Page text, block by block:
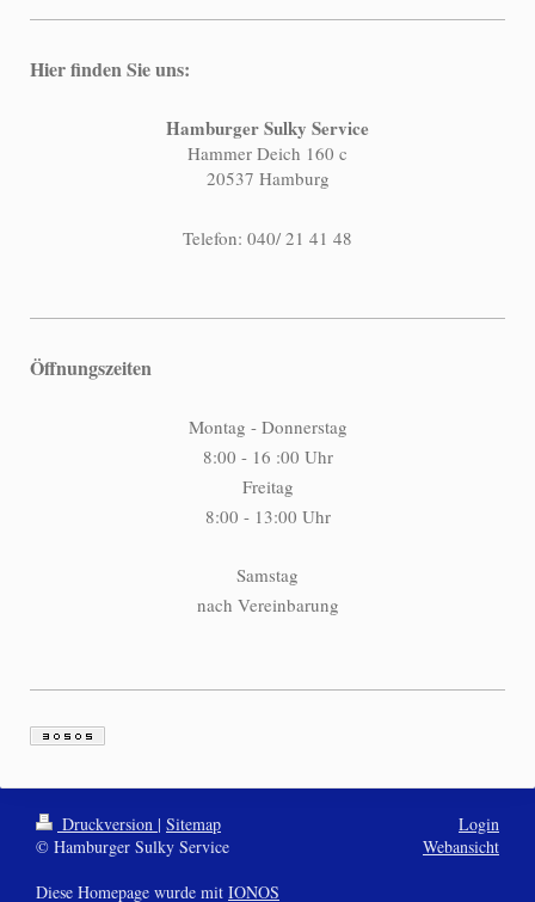
Hier finden Sie uns:
Hamburger Sulky Service
Hammer Deich 160 c
20537 Hamburg
Telefon: 040/ 21 41 48
Öffnungszeiten
Montag - Donnerstag
8:00 - 16 :00 Uhr
Freitag
8:00 - 13:00 Uhr
Samstag
nach Vereinbarung
Druckversion | Sitemap
© Hamburger Sulky Service
Diese Homepage wurde mit IONOS
Login
Webansicht